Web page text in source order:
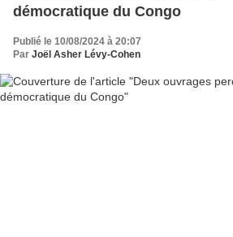
démocratique du Congo
Publié le 10/08/2024 à 20:07
Par Joël Asher Lévy-Cohen